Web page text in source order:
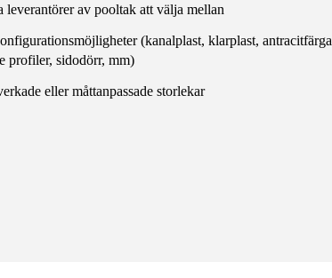
leverantörer av pooltak att välja mellan
(kanalplast, klarplast,
profiler, sidodörr, mm)
eller måttanpassade storlekar